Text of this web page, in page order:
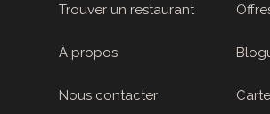
Trouver un restaurant
À propos
Nous contacter